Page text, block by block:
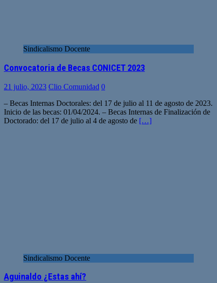
Sindicalismo Docente
Convocatoria de Becas CONICET 2023
21 julio, 2023 Clio Comunidad 0
– Becas Internas Doctorales: del 17 de julio al 11 de agosto de 2023.
Inicio de las becas: 01/04/2024. – Becas Internas de Finalización de
Doctorado: del 17 de julio al 4 de agosto de […]
Sindicalismo Docente
Aguinaldo ¿Estas ahí?